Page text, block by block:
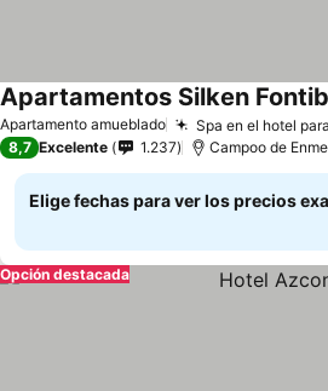
Apartamento amueblado Spa en el hotel
Apartamentos Silken
8,7 Excelente 1.237 Campoo de
Elige fechas para ver los precios
Opción destacada